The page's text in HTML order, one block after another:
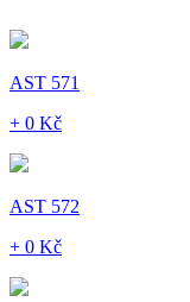
AST 571
+ 0 Kč
AST 572
+ 0 Kč